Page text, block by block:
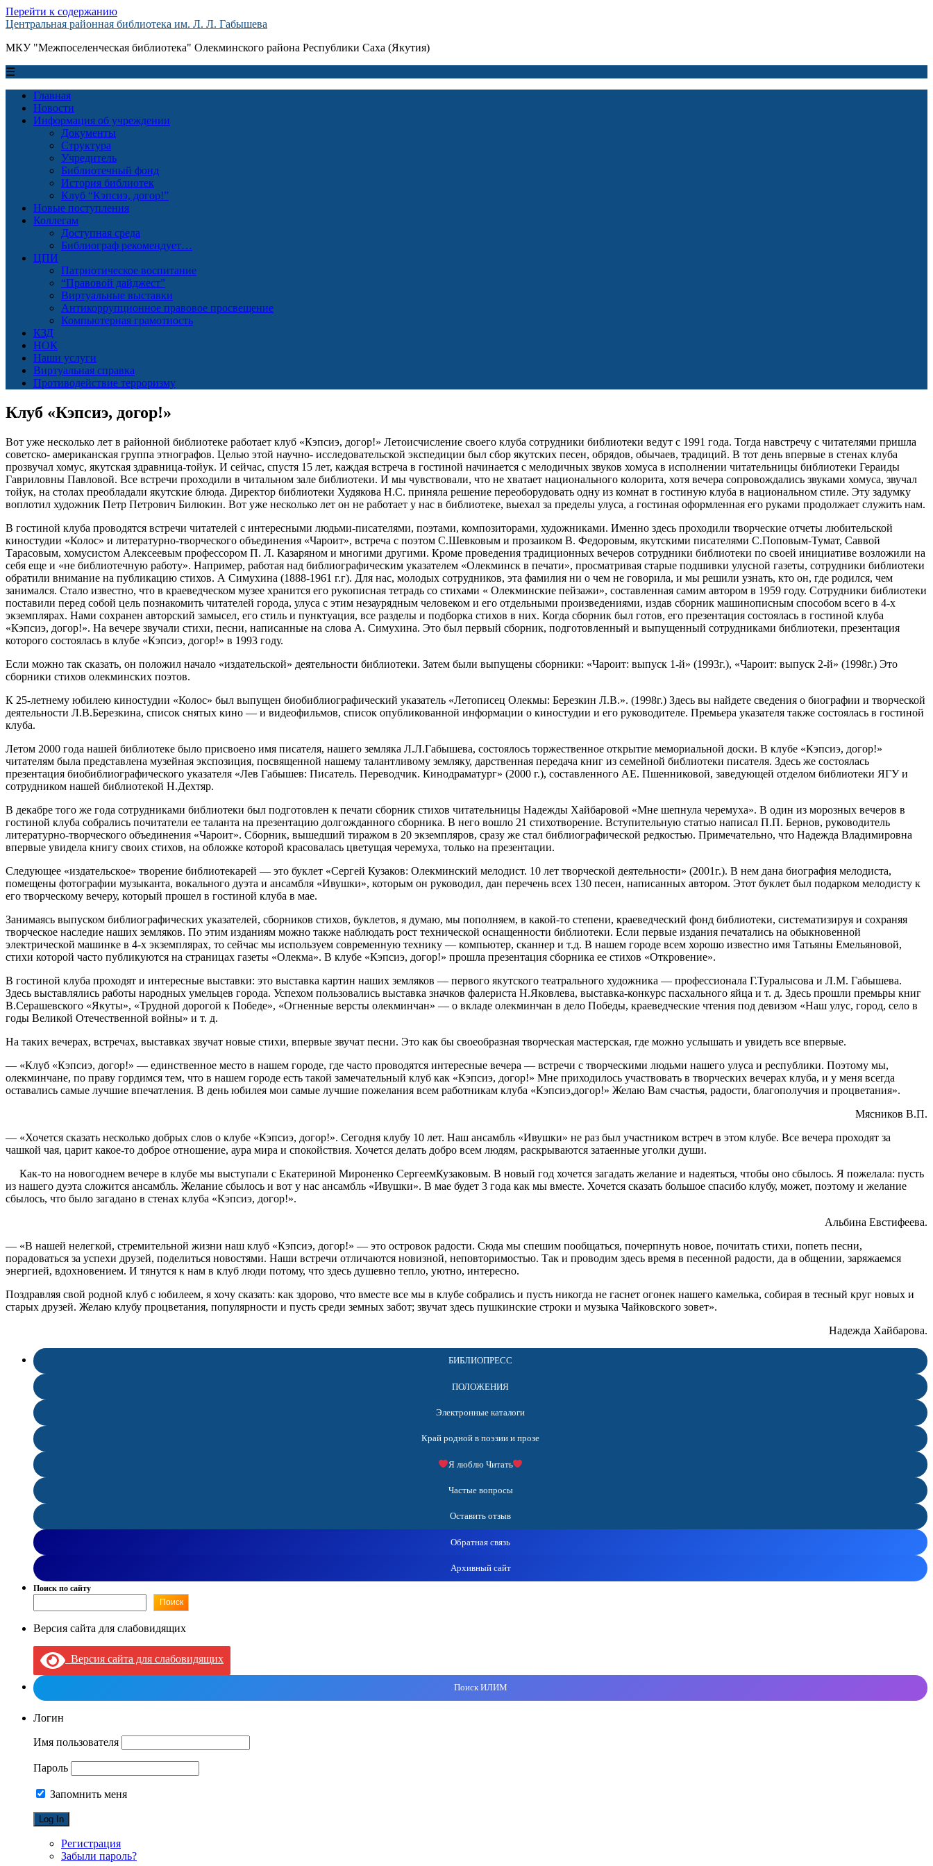
Перейти к содержанию
Центральная районная библиотека им. Л. Л. Габышева
МКУ "Межпоселенческая библиотека" Олекминского района Республики Саха (Якутия)
☰
Главная
Новости
Информация об учреждении
Документы
Структура
Учредитель
Библиотечный фонд
История библиотек
Клуб “Кэпсиэ, догор!”
Новые поступления
Коллегам
Доступная среда
Библиограф рекомендует…
ЦПИ
Патриотическое воспитание
“Правовой дайджест”
Виртуальные выставки
Антикоррупционное правовое просвещение
Компьютерная грамотность
КЗД
НОК
Наши услуги
Виртуальная справка
Противодействие терроризму
Клуб «Кэпсиэ, догор!»
Вот уже несколько лет в районной библиотеке работает клуб «Кэпсиэ, догор!» Летоисчисление своего клуба сотрудники библиотеки ведут с 1991 года. Тогда навстречу с читателями пришла
советско- американская группа этнографов. Целью этой научно- исследовательской экспедиции был сбор якутских песен, обрядов, обычаев, традиций. В тот день впервые в стенах клуба
прозвучал хомус, якутская здравница-тойук. И сейчас, спустя 15 лет, каждая встреча в гостиной начинается с мелодичных звуков хомуса в исполнении читательницы библиотеки Гераиды
Гавриловны Павловой. Все встречи проходили в читальном зале библиотеки. И мы чувствовали, что не хватает национального колорита, хотя вечера сопровождались звуками хомуса, звучал
тойук, на столах преобладали якутские блюда. Директор библиотеки Худякова Н.С. приняла решение переоборудовать одну из комнат в гостиную клуба в национальном стиле. Эту задумку
воплотил художник Петр Петрович Билюкин. Вот уже несколько лет он не работает у нас в библиотеке, выехал за пределы улуса, а гостиная оформленная его руками продолжает служить нам.
В гостиной клуба проводятся встречи читателей с интересными людьми-писателями, поэтами, композиторами, художниками. Именно здесь проходили творческие отчеты любительской
киностудии «Колос» и литературно-творческого объединения «Чароит», встреча с поэтом С.Шевковым и прозаиком В. Федоровым, якутскими писателями С.Поповым-Тумат, Саввой
Тарасовым, хомусистом Алексеевым профессором П. Л. Казаряном и многими другими. Кроме проведения традиционных вечеров сотрудники библиотеки по своей инициативе возложили на
себя еще и «не библиотечную работу». Например, работая над библиографическим указателем «Олекминск в печати», просматривая старые подшивки улусной газеты, сотрудники библиотеки
обратили внимание на публикацию стихов. А Симухина (1888-1961 г.г). Для нас, молодых сотрудников, эта фамилия ни о чем не говорила, и мы решили узнать, кто он, где родился, чем
занимался. Стало известно, что в краеведческом музее хранится его рукописная тетрадь со стихами « Олекминские пейзажи», составленная самим автором в 1959 году. Сотрудники библиотеки
поставили перед собой цель познакомить читателей города, улуса с этим незаурядным человеком и его отдельными произведениями, издав сборник машинописным способом всего в 4-х
экземплярах. Нами сохранен авторский замысел, его стиль и пунктуация, все разделы и подборка стихов в них. Когда сборник был готов, его презентация состоялась в гостиной клуба
«Кэпсиэ, догор!». На вечере звучали стихи, песни, написанные на слова А. Симухина. Это был первый сборник, подготовленный и выпущенный сотрудниками библиотеки, презентация
которого состоялась в клубе «Кэпсиэ, догор!» в 1993 году.
Если можно так сказать, он положил начало «издательской» деятельности библиотеки. Затем были выпущены сборники: «Чароит: выпуск 1-й» (1993г.), «Чароит: выпуск 2-й» (1998г.) Это
сборники стихов олекминских поэтов.
К 25-летнему юбилею киностудии «Колос» был выпущен биобиблиографический указатель «Летописец Олекмы: Березкин Л.В.». (1998г.) Здесь вы найдете сведения о биографии и творческой
деятельности Л.В.Березкина, список снятых кино — и видеофильмов, список опубликованной информации о киностудии и его руководителе. Премьера указателя также состоялась в гостиной
клуба.
Летом 2000 года нашей библиотеке было присвоено имя писателя, нашего земляка Л.Л.Габышева, состоялось торжественное открытие мемориальной доски. В клубе «Кэпсиэ, догор!»
читателям была представлена музейная экспозиция, посвященной нашему талантливому земляку, дарственная передача книг из семейной библиотеки писателя. Здесь же состоялась
презентация биобиблиографического указателя «Лев Габышев: Писатель. Переводчик. Кинодраматург» (2000 г.), составленного АЕ. Пшенниковой, заведующей отделом библиотеки ЯГУ и
сотрудником нашей библиотекой Н.Дехтяр.
В декабре того же года сотрудниками библиотеки был подготовлен к печати сборник стихов читательницы Надежды Хайбаровой «Мне шепнула черемуха». В один из морозных вечеров в
гостиной клуба собрались почитатели ее таланта на презентацию долгожданного сборника. В него вошло 21 стихотворение. Вступительную статью написал П.П. Бернов, руководитель
литературно-творческого объединения «Чароит». Сборник, вышедший тиражом в 20 экземпляров, сразу же стал библиографической редкостью. Примечательно, что Надежда Владимировна
впервые увидела книгу своих стихов, на обложке которой красовалась цветущая черемуха, только на презентации.
Следующее «издательское» творение библиотекарей — это буклет «Сергей Кузаков: Олекминский мелодист. 10 лет творческой деятельности» (2001г.). В нем дана биография мелодиста,
помещены фотографии музыканта, вокального дуэта и ансамбля «Ивушки», которым он руководил, дан перечень всех 130 песен, написанных автором. Этот буклет был подарком мелодисту к
его творческому вечеру, который прошел в гостиной клуба в мае.
Занимаясь выпуском библиографических указателей, сборников стихов, буклетов, я думаю, мы пополняем, в какой-то степени, краеведческий фонд библиотеки, систематизируя и сохраняя
творческое наследие наших земляков. По этим изданиям можно также наблюдать рост технической оснащенности библиотеки. Если первые издания печатались на обыкновенной
электрической машинке в 4-х экземплярах, то сейчас мы используем современную технику — компьютер, сканнер и т.д. В нашем городе всем хорошо известно имя Татьяны Емельяновой,
стихи которой часто публикуются на страницах газеты «Олекма». В клубе «Кэпсиэ, догор!» прошла презентация сборника ее стихов «Откровение».
В гостиной клуба проходят и интересные выставки: это выставка картин наших земляков — первого якутского театрального художника — профессионала Г.Туралысова и Л.М. Габышева.
Здесь выставлялись работы народных умельцев города. Успехом пользовались выставка значков фалериста Н.Яковлева, выставка-конкурс пасхального яйца и т. д. Здесь прошли премьры книг
В.Серашевского «Якуты», «Трудной дорогой к Победе», «Огненные версты олекминчан» — о вкладе олекминчан в дело Победы, краеведческие чтения под девизом «Наш улус, город, село в
годы Великой Отечественной войны» и т. д.
На таких вечерах, встречах, выставках звучат новые стихи, впервые звучат песни. Это как бы своеобразная творческая мастерская, где можно услышать и увидеть все впервые.
— «Клуб «Кэпсиэ, догор!» — единственное место в нашем городе, где часто проводятся интересные вечера — встречи с творческими людьми нашего улуса и республики. Поэтому мы,
олекминчане, по праву гордимся тем, что в нашем городе есть такой замечательный клуб как «Кэпсиэ, догор!» Мне приходилось участвовать в творческих вечерах клуба, и у меня всегда
оставались самые лучшие впечатления. В день юбилея мои самые лучшие пожелания всем работникам клуба «Кэпсиэ,догор!» Желаю Вам счастья, радости, благополучия и процветания».
Мясников В.П.
— «Хочется сказать несколько добрых слов о клубе «Кэпсиэ, догор!». Сегодня клубу 10 лет. Наш ансамбль «Ивушки» не раз был участником встреч в этом клубе. Все вечера проходят за
чашкой чая, царит какое-то доброе отношение, аура мира и спокойствия. Хочется делать добро всем людям, раскрываются затаенные уголки души.
Как-то на новогоднем вечере в клубе мы выступали с Екатериной Мироненко СергеемКузаковым. В новый год хочется загадать желание и надеяться, чтобы оно сбылось. Я пожелала: пусть
из нашего дуэта сложится ансамбль. Желание сбылось и вот у нас ансамбль «Ивушки». В мае будет 3 года как мы вместе. Хочется сказать большое спасибо клубу, может, поэтому и желание
сбылось, что было загадано в стенах клуба «Кэпсиэ, догор!».
Альбина Евстифеева.
— «В нашей нелегкой, стремительной жизни наш клуб «Кэпсиэ, догор!» — это островок радости. Сюда мы спешим пообщаться, почерпнуть новое, почитать стихи, попеть песни,
порадоваться за успехи друзей, поделиться новостями. Наши встречи отличаются новизной, неповторимостью. Так и проводим здесь время в песенной радости, да в общении, заряжаемся
энергией, вдохновением. И тянутся к нам в клуб люди потому, что здесь душевно тепло, уютно, интересно.
Поздравляя свой родной клуб с юбилеем, я хочу сказать: как здорово, что вместе все мы в клубе собрались и пусть никогда не гаснет огонек нашего камелька, собирая в тесный круг новых и
старых друзей. Желаю клубу процветания, популярности и пусть среди земных забот; звучат здесь пушкинские строки и музыка Чайковского зовет».
Надежда Хайбарова.
БИБЛИОПРЕСС
ПОЛОЖЕНИЯ
Электронные каталоги
Край родной в поэзии и прозе
Я люблю Читать
Частые вопросы
Оставить отзыв
Обратная связь
Архивный сайт
Поиск по сайту
Поиск
Версия сайта для слабовидящих
Версия сайта для слабовидящих
Поиск ИЛИМ
Логин
Имя пользователя
Пароль
Запомнить меня
Регистрация
Забыли пароль?